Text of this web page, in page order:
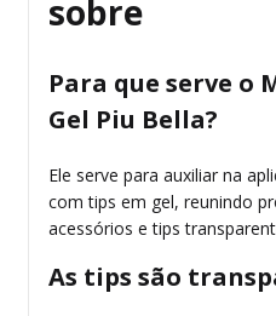
sobre
Para que serve o
Gel Piu Bella?
Ele serve para auxiliar na
com tips em gel, reunindo
acessórios e tips
As tips são